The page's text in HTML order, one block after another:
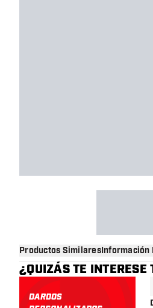
Productos SimilaresInformación
¿QUIZÁS TE INTERESE
DARDOS